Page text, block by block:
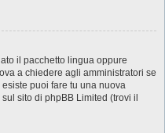
il pacchetto lingua oppure
a chiedere agli amministratori se
puoi fare tu una nuova
sito di phpBB Limited (trovi il